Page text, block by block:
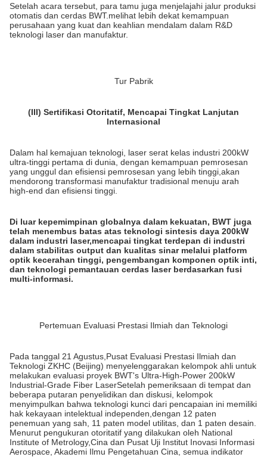
Setelah acara tersebut, para tamu juga menjelajahi jalur produksi
otomatis dan cerdas BWT.melihat lebih dekat kemampuan
perusahaan yang kuat dan keahlian mendalam dalam R&D
teknologi laser dan manufaktur.
Tur Pabrik
(III) Sertifikasi Otoritatif, Mencapai Tingkat Lanjutan
Internasional
Dalam hal kemajuan teknologi, laser serat kelas industri 200kW
ultra-tinggi pertama di dunia, dengan kemampuan pemrosesan
yang unggul dan efisiensi pemrosesan yang lebih tinggi,akan
mendorong transformasi manufaktur tradisional menuju arah
high-end dan efisiensi tinggi.
Di luar kepemimpinan globalnya dalam kekuatan, BWT juga
telah menembus batas atas teknologi sintesis daya 200kW
dalam industri laser,mencapai tingkat terdepan di industri
dalam stabilitas output dan kualitas sinar melalui platform
optik kecerahan tinggi, pengembangan komponen optik inti,
dan teknologi pemantauan cerdas laser berdasarkan fusi
multi-informasi.
Pertemuan Evaluasi Prestasi Ilmiah dan Teknologi
Pada tanggal 21 Agustus,Pusat Evaluasi Prestasi Ilmiah dan
Teknologi ZKHC (Beijing) menyelenggarakan kelompok ahli untuk
melakukan evaluasi proyek BWT's Ultra-High-Power 200kW
Industrial-Grade Fiber LaserSetelah pemeriksaan di tempat dan
beberapa putaran penyelidikan dan diskusi, kelompok
menyimpulkan bahwa teknologi kunci dari pencapaian ini memiliki
hak kekayaan intelektual independen,dengan 12 paten
penemuan yang sah, 11 paten model utilitas, dan 1 paten desain.
Menurut pengukuran otoritatif yang dilakukan oleh National
Institute of Metrology,Cina dan Pusat Uji Institut Inovasi Informasi
Aerospace, Akademi Ilmu Pengetahuan Cina, semua indikator